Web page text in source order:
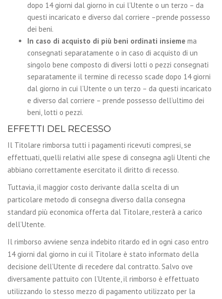
dopo 14 giorni dal giorno in cui l’Utente o un terzo – da
questi incaricato e diverso dal corriere –prende possesso
dei beni.
In caso di acquisto di più beni ordinati insieme ma
consegnati separatamente o in caso di acquisto di un
singolo bene composto di diversi lotti o pezzi consegnati
separatamente il termine di recesso scade dopo 14 giorni
dal giorno in cui l’Utente o un terzo – da questi incaricato
e diverso dal corriere – prende possesso dell’ultimo dei
beni, lotti o pezzi.
EFFETTI DEL RECESSO
Il Titolare rimborsa tutti i pagamenti ricevuti compresi, se
effettuati, quelli relativi alle spese di consegna agli Utenti che
abbiano correttamente esercitato il diritto di recesso.
Tuttavia, il maggior costo derivante dalla scelta di un
particolare metodo di consegna diverso dalla consegna
standard più economica offerta dal Titolare, resterà a carico
dell’Utente.
Il rimborso avviene senza indebito ritardo ed in ogni caso entro
14 giorni dal giorno in cui il Titolare è stato informato della
decisione dell’Utente di recedere dal contratto. Salvo ove
diversamente pattuito con l’Utente, il rimborso è effettuato
utilizzando lo stesso mezzo di pagamento utilizzato per la